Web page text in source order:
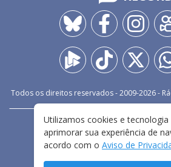
Todos os direitos reservados - 2009-2026-
FALE CONOSCO
TERMOS E CONDIÇÕES DE
Utilizamos cookies e tecnologia
aprimorar sua experiência de
acordo com o Aviso de